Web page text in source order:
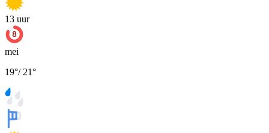
13 uur
mei
19°/ 21°